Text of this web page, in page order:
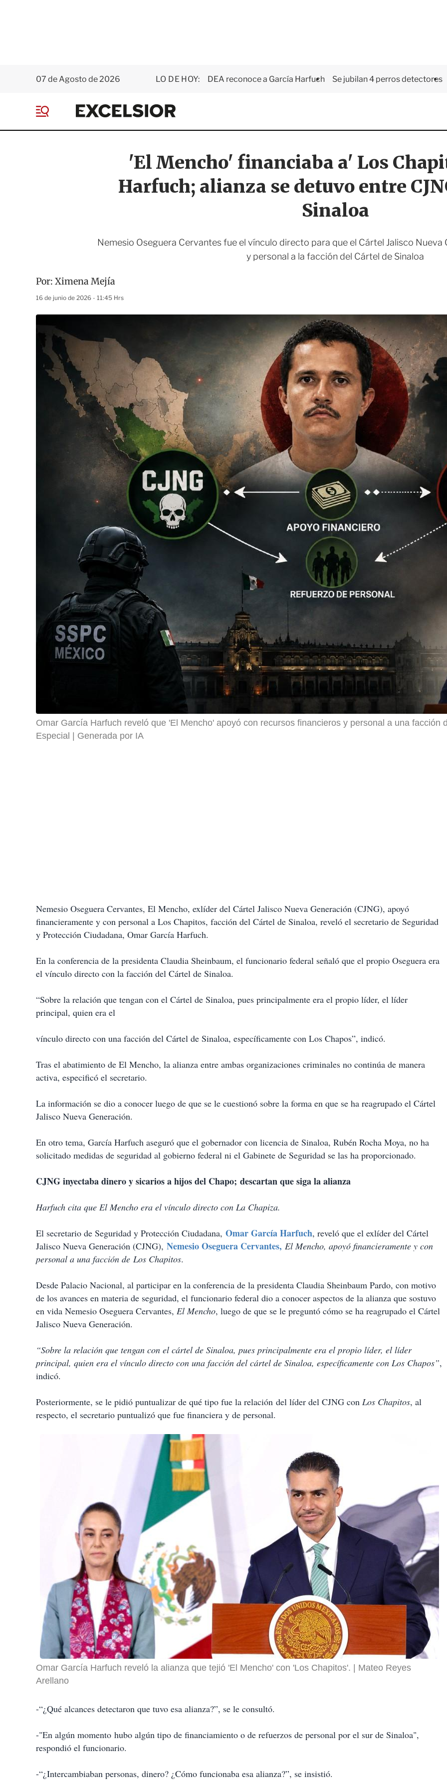
07 de Agosto de 2026 LO DE HOY: DEA reconoce a García Harfuch Se jubilan 4 perros detectores
E
x
e
i
o
r
e
'El Mencho' financiaba a' Los
Harfuch; alianza se detuvo entre
Sinaloa
Nemesio Oseguera Cervantes fue el vínculo directo para que el Cártel Jalisco
y personal a la facción del Cártel de Sinaloa
Por: Ximena Mejía
16 de junio de 2026 - 11:45 Hrs
Omar García Harfuch reveló que 'El Mencho' apoyó con recursos financieros y personal a una facción
Especial | Generada por IA
Nemesio Oseguera Cervantes, El Mencho, exlíder del Cártel Jalisco Nueva Generación (CJNG), apoyó
financieramente y con personal a Los Chapitos, facción del Cártel de Sinaloa, reveló el secretario de Seguridad
y Protección Ciudadana, Omar García Harfuch.
En la conferencia de la presidenta Claudia Sheinbaum, el funcionario federal señaló que el propio Oseguera era
el vínculo directo con la facción del Cártel de Sinaloa.
“Sobre la relación que tengan con el Cártel de Sinaloa, pues principalmente era el propio líder, el líder
principal, quien era el
vínculo directo con una facción del Cártel de Sinaloa, específicamente con Los Chapos”, indicó.
Tras el abatimiento de El Mencho, la alianza entre ambas organizaciones criminales no continúa de manera
activa, especificó el secretario.
La información se dio a conocer luego de que se le cuestionó sobre la forma en que se ha reagrupado el Cártel
Jalisco Nueva Generación.
En otro tema, García Harfuch aseguró que el gobernador con licencia de Sinaloa, Rubén Rocha Moya, no ha
solicitado medidas de seguridad al gobierno federal ni el Gabinete de Seguridad se las ha proporcionado.
CJNG inyectaba dinero y sicarios a hijos del Chapo; descartan que siga la alianza
Harfuch cita que El Mencho era el vínculo directo con La Chapiza.
El secretario de Seguridad y Protección Ciudadana, Omar García Harfuch, reveló que el exlíder del Cártel
Jalisco Nueva Generación (CJNG), Nemesio Oseguera Cervantes, El Mencho, apoyó financieramente y con
personal a una facción de Los Chapitos.
Desde Palacio Nacional, al participar en la conferencia de la presidenta Claudia Sheinbaum Pardo, con motivo
de los avances en materia de seguridad, el funcionario federal dio a conocer aspectos de la alianza que sostuvo
en vida Nemesio Oseguera Cervantes, El Mencho, luego de que se le preguntó cómo se ha reagrupado el Cártel
Jalisco Nueva Generación.
“Sobre la relación que tengan con el cártel de Sinaloa, pues principalmente era el propio líder, el líder
principal, quien era el vínculo directo con una facción del cártel de Sinaloa, específicamente con Los Chapos”,
indicó.
Posteriormente, se le pidió puntualizar de qué tipo fue la relación del líder del CJNG con Los Chapitos, al
respecto, el secretario puntualizó que fue financiera y de personal.
Omar García Harfuch reveló la alianza que tejió 'El Mencho' con 'Los Chapitos'.
Mateo Reyes
Arellano
-“¿Qué alcances detectaron que tuvo esa alianza?”, se le consultó.
-"En algún momento hubo algún tipo de financiamiento o de refuerzos de personal por el sur de Sinaloa",
respondió el funcionario.
-“¿Intercambiaban personas, dinero? ¿Cómo funcionaba esa alianza?”, se insistió.